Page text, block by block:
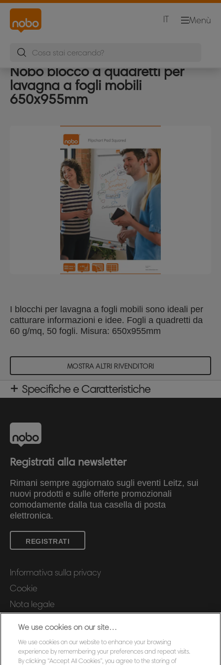
Menù
IT
Nobo blocco a quadretti per
lavagna a fogli mobili
650x955mm
I blocchi per lavagna a fogli mobili sono ideali per
catturare informazioni e idee. Fogli a quadretti da
60 g/mq, 50 fogli. Misura: 650x955mm
MOSTRA ALTRI RIVENDITORI
Specifiche e Caratteristiche
Registrati alla newsletter
Rimani sempre aggiornato sugli eventi Leitz, sui
nuovi prodotti e sulle offerte promozionali
comodamente dalla tua casella di posta
elettronica.
REGISTRATI
Informativa sulla privacy
Cookie
Nota legale
Assistenza Clienti
We use cookies on our site…
We use cookies on our website to enhance your browsing
experience by remembering your preferences and repeat visits.
By clicking “Accept All Cookies”, you agree to the storing of